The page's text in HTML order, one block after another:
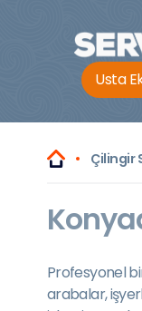
Usta
Çilingir
Profesyonel
arabalar,